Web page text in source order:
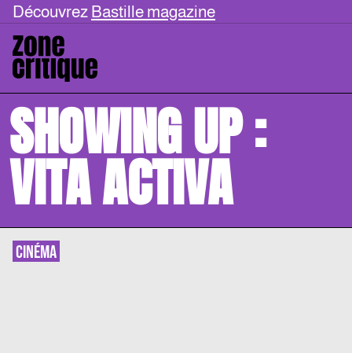
Découvrez Bastille magazine
SHOWING UP :
VITA ACTIVA
CINÉMA